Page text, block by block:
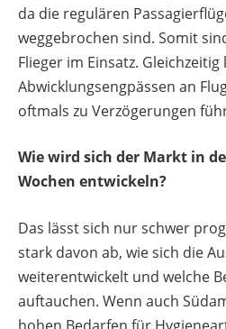
da die regulären
weggebrochen sind. Somit
Flieger im Einsatz.
Abwicklungsengpässen an
oftmals zu Verzögerungen
Wie wird sich der Markt in
Wochen entwickeln?
Das lässt sich nur schwer
stark davon ab, wie sich die
weiterentwickelt und welche
auftauchen. Wenn auch